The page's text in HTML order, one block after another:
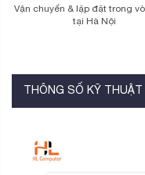
Vận chuyển & lặp đặt trong
tại Hà Nội
THÔNG SỐ KỸ THUẬT